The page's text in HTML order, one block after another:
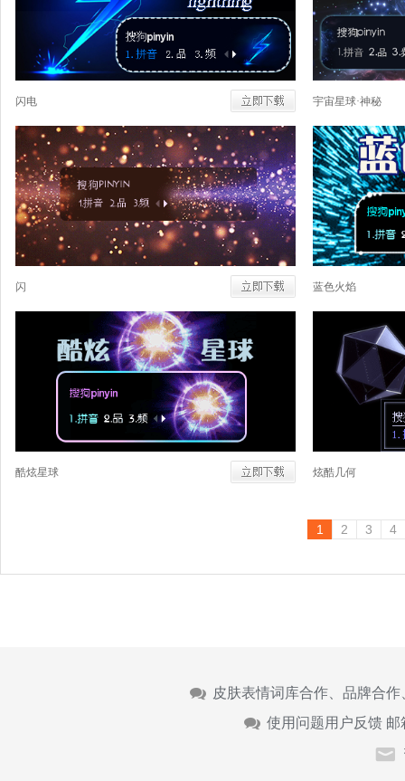
闪电 宇宙星球·神秘
闪 蓝色火焰
酷炫星球 炫酷几何
1 2 3 4
皮肤表情词库合作、品牌合
使用问题用户反馈 邮